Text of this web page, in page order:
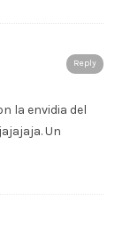
Reply
la envidia del
Un